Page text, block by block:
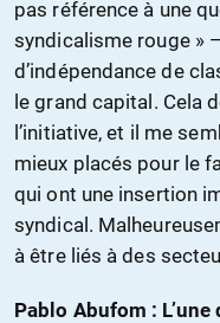
pas référence à une
syndicalisme rouge »
d’indépendance de
le grand capital. Cela
l’initiative, et il me
mieux placés pour le
qui ont une insertion
syndical.
à être liés à des
Pablo Abufom :